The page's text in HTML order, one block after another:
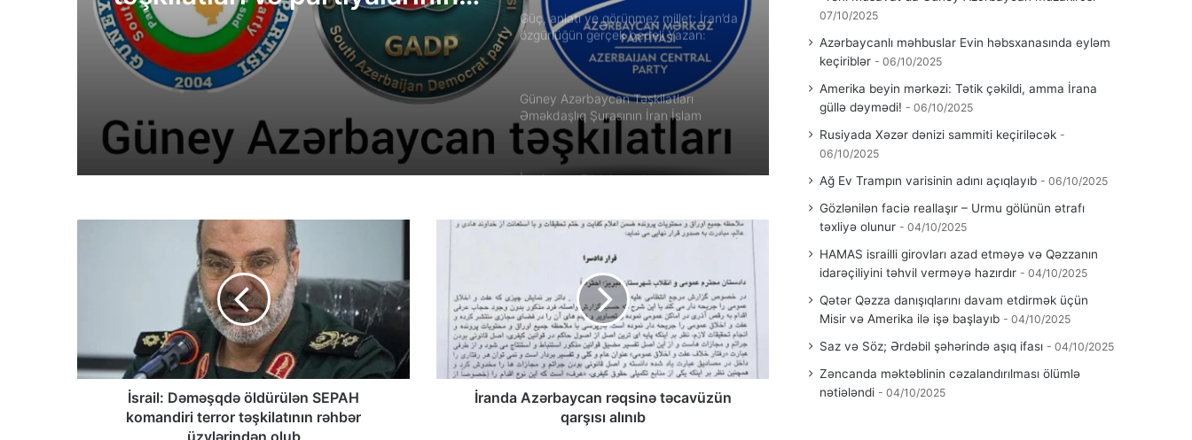
bəyanatı
Güç, anlatı ve görünmez millet: İran’da
özgürlüğün gerçek bedeli Yazan:
Ekber Lekestani | İranlı–Amerikalı
bağımsız gazeteci
Güney Azərbaycan Təşkilatları
Əməkdaşlıq Şurasının İran İslam
Respublikası rejiminin Azərbaycan
Respublikasına qarşı təcavüzkar
hücumunu qınayan bəyanatı
İran’ın son Türk hanedanının
Qacarların həqiqi varisi ortaya çıxdı –
Əhməd Şahın nəticəsi ilə ÖZƏL
MÜSAHİBƏ
Güney Azərbaycan Təşkilatları
Əməkdaşlıq Şurasının Xalq etirazlarını
dəstəkləmək və küçə etirazlarına
çağırışla bağlı bəyanatı
“Əlilliyi olan qaçqın qadınların həyat
İsrail: Dəməşqdə öldürülən SEPAH
komandiri terror təşkilatının rəhbər
üzvlərindən olub
İranda Azərbaycan rəqsinə təcavüzün
qarşısı alınıb
07/10/2025
Azərbaycanlı məhbuslar Evin həbsxanasında eyləm
keçiriblər
06/10/2025
Amerika beyin mərkəzi: Tətik çəkildi, amma İrana
güllə dəymədi!
06/10/2025
Rusiyada Xəzər dənizi sammiti keçiriləcək
06/10/2025
Ağ Ev Trampın varisinin adını açıqlayıb 06/10/2025
Gözlənilən faciə reallaşır – Urmu gölünün ətrafı
təxliyə olunur
04/10/2025
HAMAS israilli girovları azad etməyə və Qəzzanın
idarəçiliyini təhvil verməyə hazırdır
04/10/2025
Qətər Qəzza danışıqlarını davam etdirmək üçün
Misir və Amerika ilə işə başlayıb
04/10/2025
Saz və Söz; Ərdəbil şəhərində aşıq ifası 04/10/2025
Zəncanda məktəblinin cəzalandırılması ölümlə
nətiələndi
04/10/2025